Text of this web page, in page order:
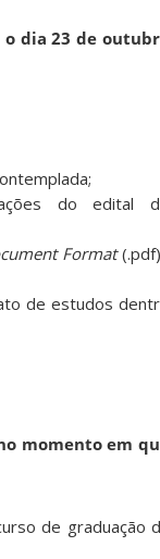
o dia 23 de
do edital
Format
de estudos
momento em
de graduação